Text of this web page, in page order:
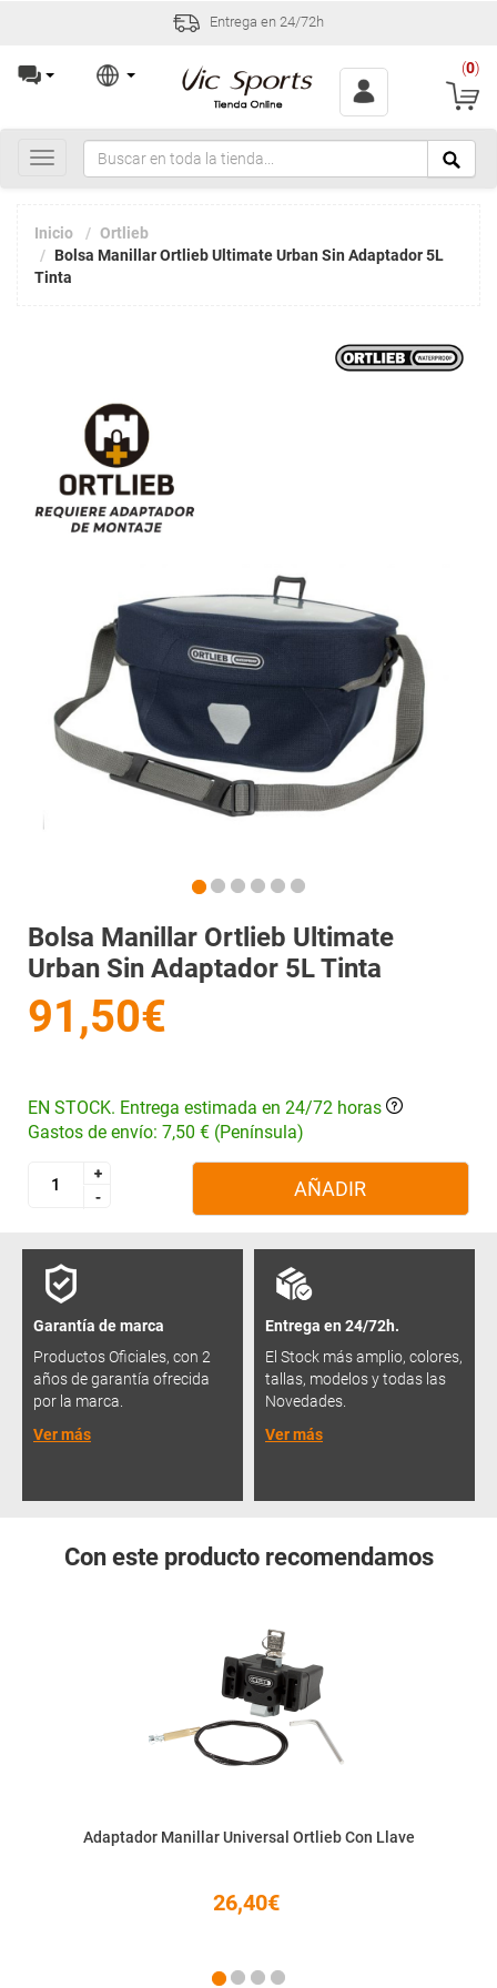
Entrega en 24/72h
(0)
Toggle
navigation
Inicio
Ortlieb
Bolsa Manillar Ortlieb Ultimate Urban Sin Adaptador 5L
Tinta
Bolsa Manillar Ortlieb Ultimate
Urban Sin Adaptador 5L Tinta
91,50€
EN STOCK. Entrega estimada en 24/72 horas
Gastos de envío: 7,50 € (Península)
+
-
+
-
AÑADIR
Garantía de marca
Productos Oficiales, con 2
años de garantía ofrecida
por la marca.
Ver más
Entrega en 24/72h.
El Stock más amplio, colores,
tallas, modelos y todas las
Novedades.
Ver más
Con este producto recomendamos
Adaptador Manillar Universal Ortlieb Con Llave
26,40€